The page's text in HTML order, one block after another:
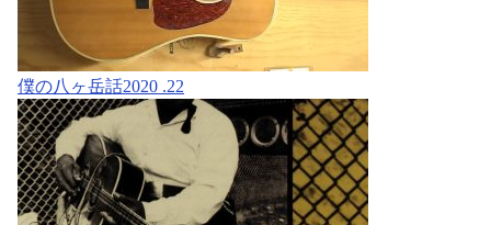
僕の八ヶ岳話2020 .22